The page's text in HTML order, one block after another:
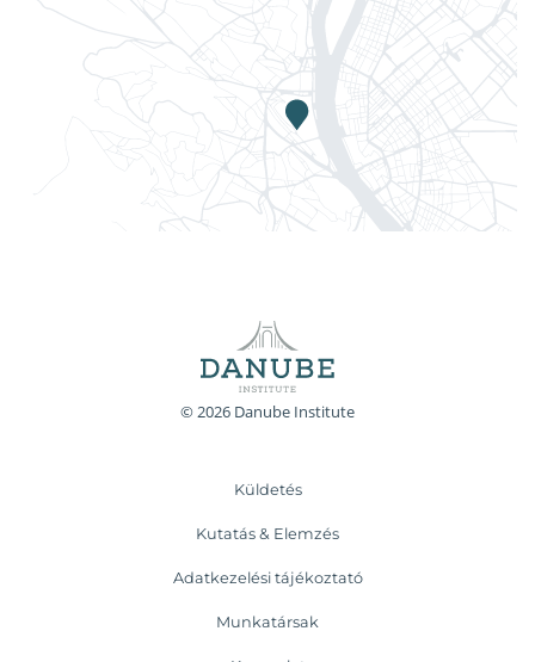
© 2026 Danube Institute
Küldetés
Kutatás & Elemzés
Adatkezelési tájékoztató
Munkatársak